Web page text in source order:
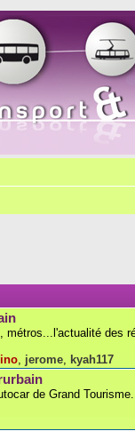
métros...l'actualité des
jerome kyah117
de Grand